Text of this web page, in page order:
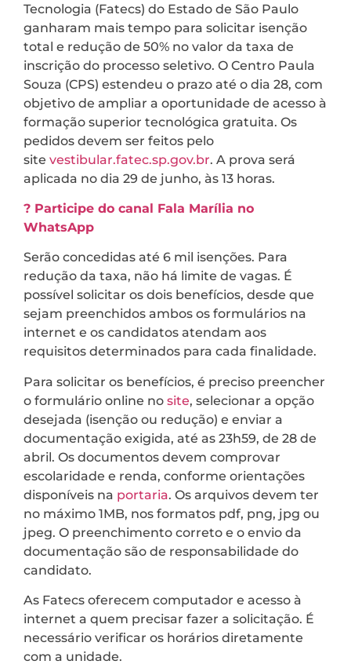
Tecnologia (Fatecs) do Estado de São Paulo
ganharam mais tempo para solicitar isenção
total e redução de 50% no valor da taxa de
inscrição do processo seletivo. O Centro Paula
Souza (CPS) estendeu o prazo até o dia 28, com
objetivo de ampliar a oportunidade de acesso à
formação superior tecnológica gratuita. Os
pedidos devem ser feitos pelo
site vestibular.fatec.sp.gov.br. A prova será
aplicada no dia 29 de junho, às 13 horas.
? Participe do canal Fala Marília no
WhatsApp
Serão concedidas até 6 mil isenções. Para
redução da taxa, não há limite de vagas. É
possível solicitar os dois benefícios, desde que
sejam preenchidos ambos os formulários na
internet e os candidatos atendam aos
requisitos determinados para cada finalidade.
Para solicitar os benefícios, é preciso preencher
o formulário online no site, selecionar a opção
desejada (isenção ou redução) e enviar a
documentação exigida, até as 23h59, de 28 de
abril. Os documentos devem comprovar
escolaridade e renda, conforme orientações
disponíveis na portaria. Os arquivos devem ter
no máximo 1MB, nos formatos pdf, png, jpg ou
jpeg. O preenchimento correto e o envio da
documentação são de responsabilidade do
candidato.
As Fatecs oferecem computador e acesso à
internet a quem precisar fazer a solicitação. É
necessário verificar os horários diretamente
com a unidade.